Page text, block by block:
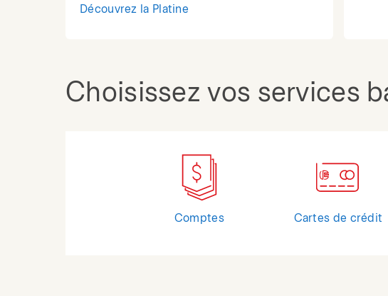
Découvrez la Platine
Choisissez vos services
Comptes Cartes de crédit